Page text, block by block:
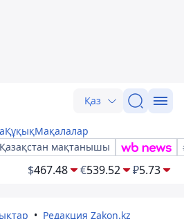
Қаз
ҚұқықМақалалар
мақтанышы
$467.48 €539.52 ₽5.73
Редакция Zakon.kz